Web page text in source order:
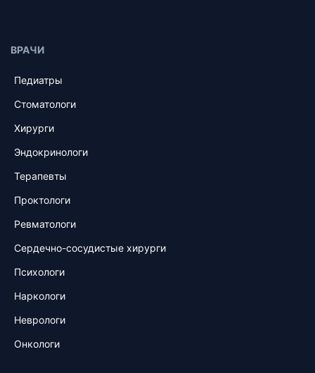
ВРАЧИ
Педиатры
Стоматологи
Хирурги
Эндокринологи
Терапевты
Проктологи
Ревматологи
Сердечно-сосудистые хирурги
Психологи
Наркологи
Неврологи
Онкологи